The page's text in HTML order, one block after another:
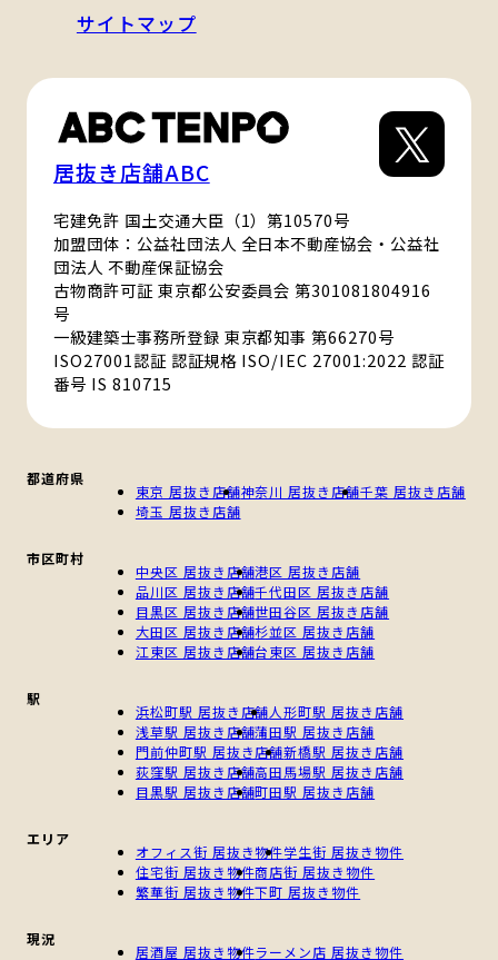
サイトマップ
居抜き店舗ABC
宅建免許 国土交通大臣（1）第10570号
加盟団体：公益社団法人 全日本不動産協会・公益社
団法人 不動産保証協会
古物商許可証 東京都公安委員会 第301081804916
号
一級建築士事務所登録 東京都知事 第66270号
ISO27001認証 認証規格 ISO/IEC 27001:2022 認証
番号 IS 810715
都道府県
東京 居抜き店舗神奈川 居抜き店舗千葉 居抜き店舗
埼玉 居抜き店舗
市区町村
中央区 居抜き店舗港区 居抜き店舗
品川区 居抜き店舗千代田区 居抜き店舗
目黒区 居抜き店舗世田谷区 居抜き店舗
大田区 居抜き店舗杉並区 居抜き店舗
江東区 居抜き店舗台東区 居抜き店舗
駅
浜松町駅 居抜き店舗人形町駅 居抜き店舗
浅草駅 居抜き店舗蒲田駅 居抜き店舗
門前仲町駅 居抜き店舗新橋駅 居抜き店舗
荻窪駅 居抜き店舗高田馬場駅 居抜き店舗
目黒駅 居抜き店舗町田駅 居抜き店舗
エリア
オフィス街 居抜き物件学生街 居抜き物件
住宅街 居抜き物件商店街 居抜き物件
繁華街 居抜き物件下町 居抜き物件
現況
居酒屋 居抜き物件ラーメン店 居抜き物件